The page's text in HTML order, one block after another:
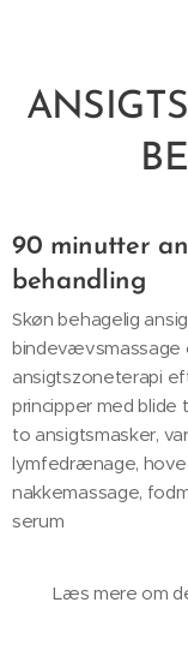
90 minutter
behandling
Skøn behagelig
bindevævsmassage
ansigtszoneterapi
principper med blide
to ansigtsmasker,
lymfedrænage,
nakkemassage,
serum
Læs mere om